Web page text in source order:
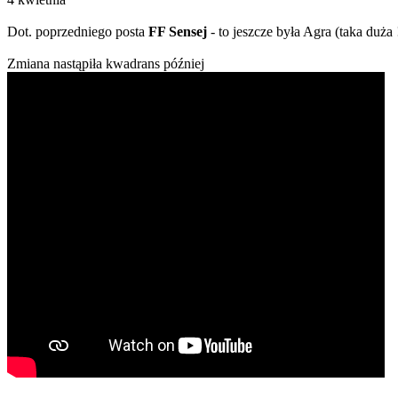
Dot. poprzedniego posta FF Sensej - to jeszcze była Agra (taka duża
Zmiana nastąpiła kwadrans później